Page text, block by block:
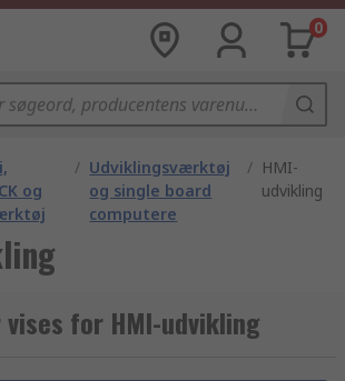
0
og
/ Udviklingsværktøj
og single board
computere
/ HMI-
udvikling
for HMI-udvikling